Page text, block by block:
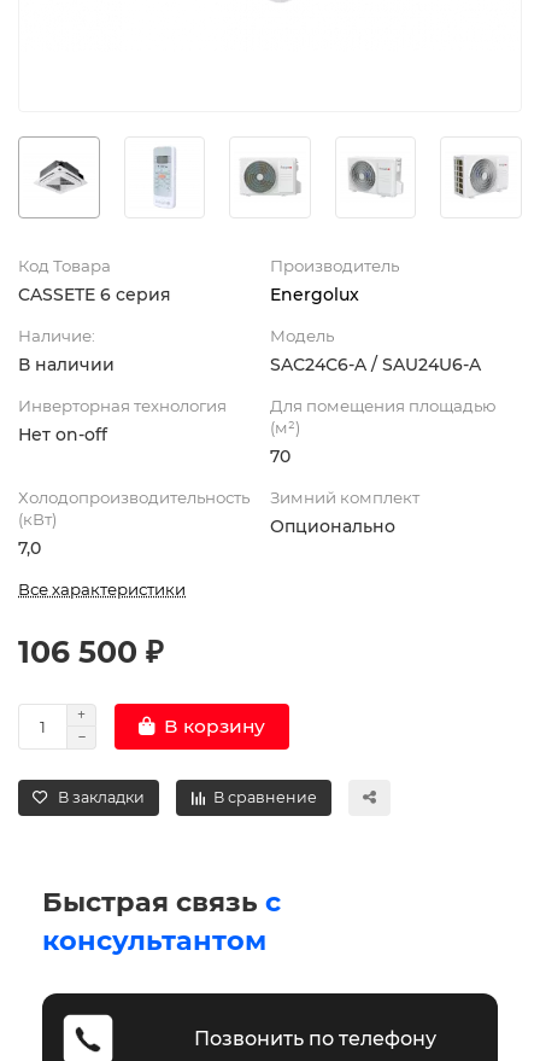
Код Товара
CASSETE 6 серия
Производитель
Energolux
Наличие:
В наличии
Модель
SAС24С6-A / SAU24U6-A
Инверторная технология
Нет on-off
Для помещения площадью
(м²)
70
Холодопроизводительность
(кВт)
7,0
Зимний комплект
Опционально
Все характеристики
106 500 ₽
В корзину
В закладки В сравнение
Быстрая связь с
консультантом
Позвонить по телефону